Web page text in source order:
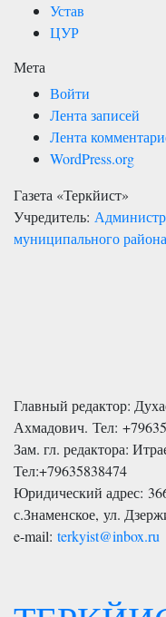
Устав
ЦУР
Мета
Войти
Лента записей
Лента
WordPress.org
Газета «Теркйист»
Учредитель:
муниципального
Главный редактор:
Ахмадович. Тел:
Зам. гл. редактора:
Тел:+79635838474
Юридический адрес:
с.Знаменское, ул.
e-mail: terkyist@inbox.ru